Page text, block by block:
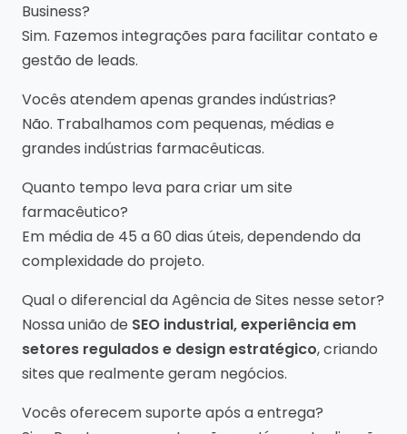
Business?
Sim. Fazemos integrações para facilitar contato e
gestão de leads.
Vocês atendem apenas grandes indústrias?
Não. Trabalhamos com pequenas, médias e
grandes indústrias farmacêuticas.
Quanto tempo leva para criar um site
farmacêutico?
Em média de 45 a 60 dias úteis, dependendo da
complexidade do projeto.
Qual o diferencial da Agência de Sites nesse setor?
Nossa união de SEO industrial, experiência em
setores regulados e design estratégico, criando
sites que realmente geram negócios.
Vocês oferecem suporte após a entrega?